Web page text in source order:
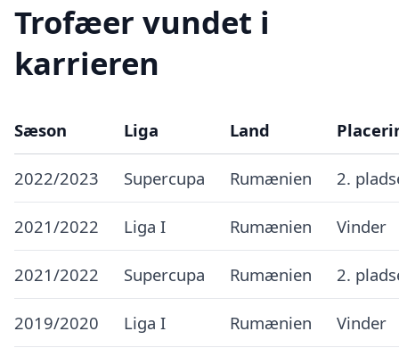
Trofæer vundet i
karrieren
Sæson Liga Land
2022/2023 Supercupa Rumænien 2.
2021/2022 Liga I Rumænien Vinder
2021/2022 Supercupa Rumænien 2.
2019/2020 Liga I Rumænien Vinder